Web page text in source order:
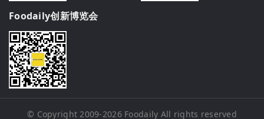
Foodaily创新博览会
© Copyright 2009-2026 Foodaily All rights reserved